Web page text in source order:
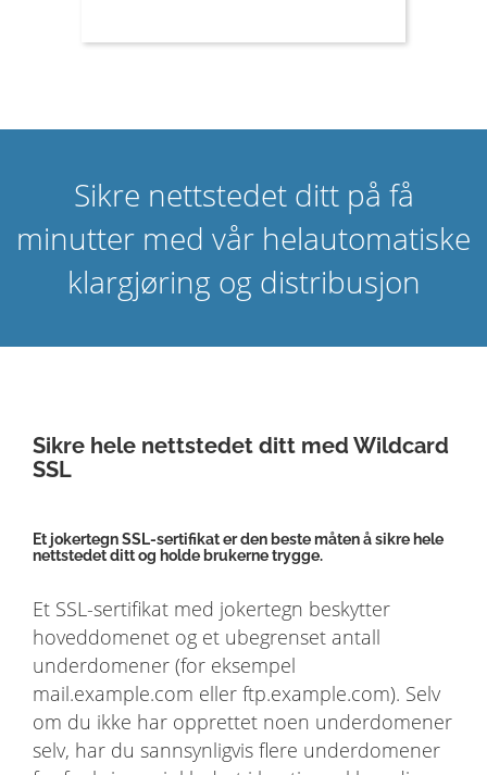
Sikre nettstedet ditt på få
minutter med vår helautomatiske
klargjøring og distribusjon
Sikre hele nettstedet ditt med Wildcard
SSL
Et jokertegn SSL-sertifikat er den beste måten å sikre hele
nettstedet ditt og holde brukerne trygge.
Et SSL-sertifikat med jokertegn beskytter
hoveddomenet og et ubegrenset antall
underdomener (for eksempel
mail.example.com eller ftp.example.com). Selv
om du ikke har opprettet noen underdomener
selv, har du sannsynligvis flere underdomener